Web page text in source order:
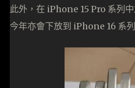
此外，在 iPhone 15 Pro 系列中
今年亦會下放到 iPhone 16 系列